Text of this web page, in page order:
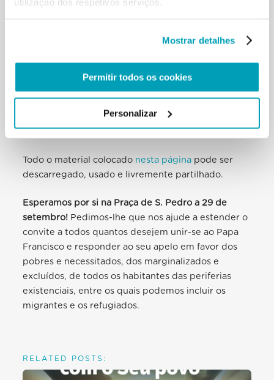
Mostrar detalhes
Permitir todos os cookies
Personalizar
Os subtemas já tratados foram
“Trata-se também
e “Trata-se de colocar os últimos
em primeiro lugar”.
Todo o material colocado nesta página pode ser
descarregado, usado e livremente partilhado.
Esperamos por si na Praça de S. Pedro a 29 de
setembro! Pedimos-lhe que nos ajude a estender o
convite a todos quantos desejem unir-se ao Papa
Francisco e responder ao seu apelo em favor dos
pobres e necessitados, dos marginalizados e
excluídos, de todos os habitantes das periferias
existenciais, entre os quais podemos incluir os
migrantes e os refugiados.
RELATED POSTS: